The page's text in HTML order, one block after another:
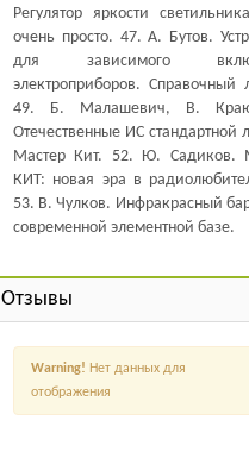
Регулятор яркости
очень просто. 47. А. Бутов.
для зависимого
электроприборов. Справочный
49. Б. Малашевич, В.
Отечественные ИС стандартной
Мастер Кит. 52. Ю. Садиков.
КИТ: новая эра в
53. В. Чулков. Инфракрасный
современной элементной базе.
Отзывы
Warning! Нет данных для
отображения